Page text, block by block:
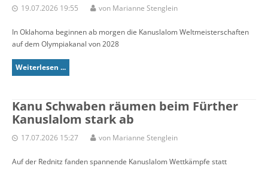
19.07.2026 19:55 von Marianne Stenglein
In Oklahoma beginnen ab morgen die Kanuslalom Weltmeisterschaften
auf dem Olympiakanal von 2028
Weiterlesen ...
Kanu Schwaben räumen beim Fürther
Kanuslalom stark ab
17.07.2026 15:27 von Marianne Stenglein
Auf der Rednitz fanden spannende Kanuslalom Wettkämpfe statt